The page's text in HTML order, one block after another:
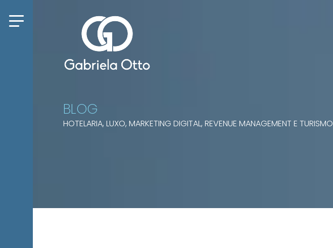
BLOG
HOTELARIA, LUXO, MARKETING DIGITAL, REVENUE MANAGEMENT E TURISMO